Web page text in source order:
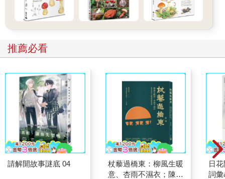
為何延遲承認氣候變遷？
一九五九年時，物理學家吉爾伯．普拉斯（Gilbert Plass）在《科
世紀末將會上升攝氏3度。雜誌編輯群替文章配上了工廠噴出煤煙
的照片，說明文字寫道：「人類打亂自然歷程的平衡，每年排放
數十億噸的二氧化碳到大氣層中。」這篇文章就像數以千計的雜
誌報導、電視新聞消息和紀錄片，從一九八○年代末開始，大家都
看過。從一九五○年代末全球暖化的科學被接受，一直到二十一世
紀初，科學社群之外的人才明白全球暖化的真正威脅，為何會有
這樣的延遲？
延遲承認氣候變遷的關鍵原因在於全球氣溫沒有增加，也缺乏全
球環保意識。全球平均氣溫（GMT）的資料集是彙整所有能取得
海陸氣溫加以計算所得出的結果，從一九四○年到一九七○年代中
期，全球氣溫曲線似乎有略為往下的趨勢（圖8），這引起許多科
推薦必看
請解開故事謎底 04
杖藜過橋東：柳風生暖
意、杏雨不濕衣；陳亮
日
詞